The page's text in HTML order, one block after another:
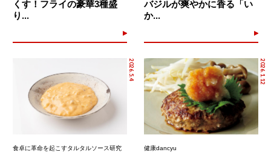
くす！フライの豪華3種盛
り...
バジルが爽やかに香る「い
か...
2026.5.4
食卓に革命を起こすタルタルソース研究
2026.1.12
健康dancyu